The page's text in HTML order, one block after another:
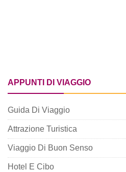
APPUNTI DI VIAGGIO
Guida Di Viaggio
Attrazione Turistica
Viaggio Di Buon Senso
Hotel E Cibo